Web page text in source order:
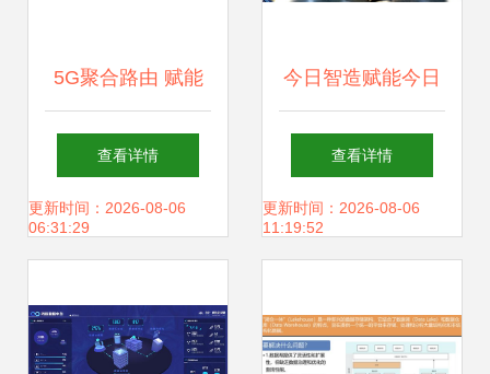
5G聚合路由 赋能
多领域数据处理的
关键技术
查看详情
更新时间：2026-08-06
06:31:29
今日智造赋能今日
制造 聚焦智能制造
与工业互联网的媒
服务
查看详情
更新时间：2026-08-06
11:19:52